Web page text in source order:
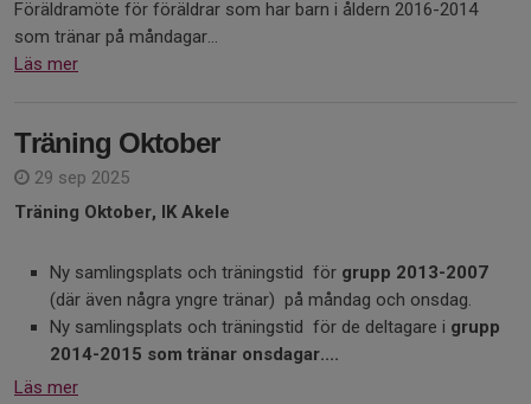
Föräldramöte för föräldrar som har barn i åldern 2016-2014
som tränar på måndagar...
Läs mer
Träning Oktober
29 sep 2025
Träning Oktober, IK Akele
Ny samlingsplats och träningstid för grupp 2013-2007
(där även några yngre tränar) på måndag och onsdag.
Ny samlingsplats och träningstid för de deltagare i grupp
2014-2015 som tränar onsdagar....
Läs mer